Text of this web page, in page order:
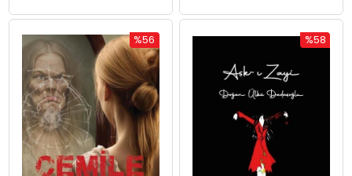
%56
Rabatt
%56Rabatt
%58